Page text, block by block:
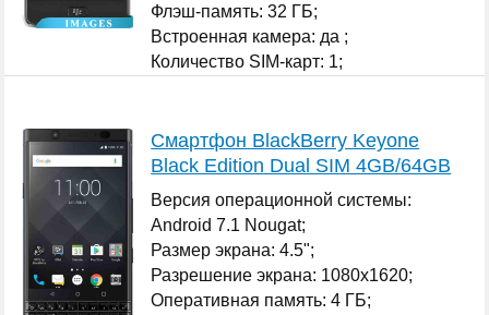
Флэш-память: 32 ГБ;
Встроенная камера: да ;
Количество SIM-карт: 1;
Смартфон BlackBerry Keyone
Black Edition Dual SIM 4GB/64GB
Версия операционной системы:
Android 7.1 Nougat;
Размер экрана: 4.5";
Разрешение экрана: 1080x1620;
Оперативная память: 4 ГБ;